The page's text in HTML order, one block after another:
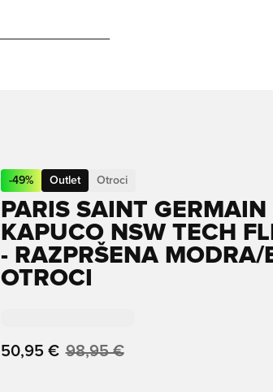
-49% Outlet Otroci
PARIS SAINT GERMAIN
KAPUCO NSW TECH
- RAZPRŠENA MODRA/
OTROCI
50,95 € 98,95 €